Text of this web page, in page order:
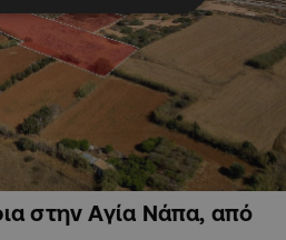
στην Αγία Νάπα, από